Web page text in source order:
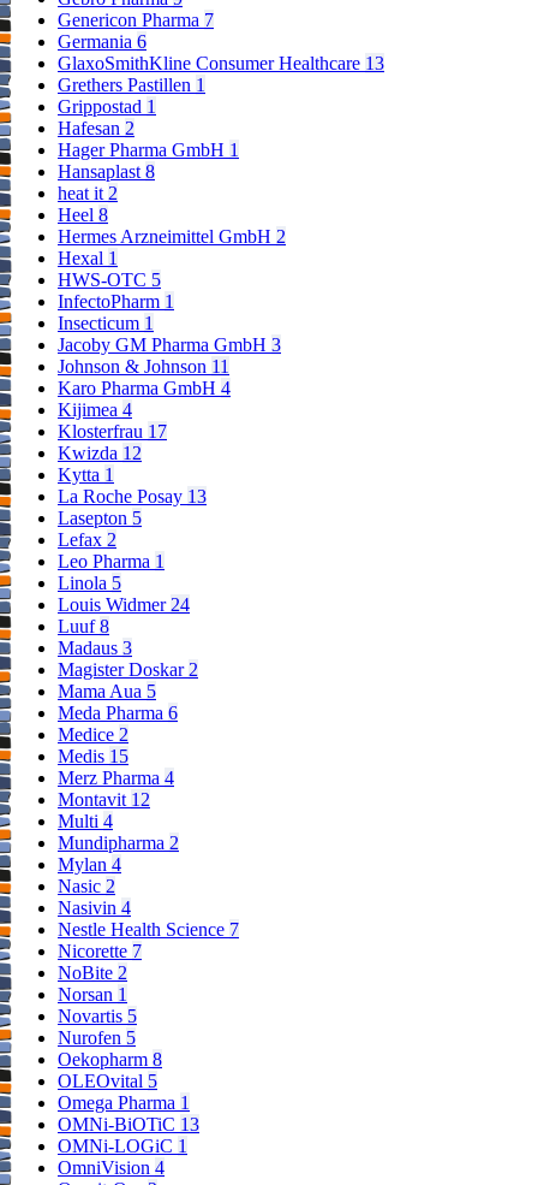
Genericon Pharma 7
Germania 6
GlaxoSmithKline Consumer Healthcare 13
Grethers Pastillen 1
Grippostad 1
Hafesan 2
Hager Pharma GmbH 1
Hansaplast8
heat it2
Heel 8
Hermes Arzneimittel GmbH 2
Hexal 1
HWS-OTC 5
InfectoPharm 1
Insecticum 1
Jacoby GM Pharma GmbH 3
Johnson & Johnson 11
Karo Pharma GmbH 4
Kijimea 4
Klosterfrau 17
Kwizda 12
Kytta 1
La Roche Posay 13
Lasepton 5
Lefax 2
Leo Pharma 1
Linola 5
Louis Widmer24
Luuf8
Madaus 3
Magister Doskar2
Mama Aua 5
Meda Pharma 6
Medice 2
Medis 15
Merz Pharma 4
Montavit 12
Multi 4
Mundipharma 2
Mylan 4
Nasic 2
Nasivin 4
Nestle Health Science 7
Nicorette 7
NoBite 2
Norsan 1
Novartis 5
Nurofen 5
Oekopharm 8
OLEOvital 5
Omega Pharma 1
OMNi-BiOTiC 13
OMNi-LOGiC 1
OmniVision 4